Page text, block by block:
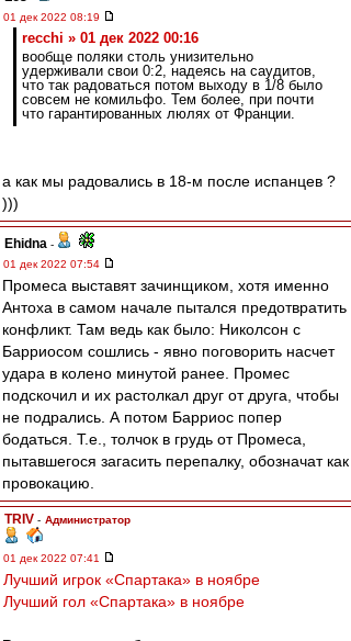
01 дек 2022 08:19
recchi » 01 дек 2022 00:16
вообще поляки столь унизительно
удерживали свои 0:2, надеясь на саудитов,
что так радоваться потом выходу в 1/8 было
совсем не комильфо. Тем более, при почти
что гарантированных люлях от Франции.
а как мы радовались в 18-м после испанцев ?
)))
Ehidna -
01 дек 2022 07:54
Промеса выставят зачинщиком, хотя именно
Антоха в самом начале пытался предотвратить
конфликт. Там ведь как было: Николсон с
Барриосом сошлись - явно поговорить насчет
удара в колено минутой ранее. Промес
подскочил и их растолкал друг от друга, чтобы
не подрались. А потом Барриос попер
бодаться. Т.е., толчок в грудь от Промеса,
пытавшегося загасить перепалку, обозначат как
провокацию.
TRIV - Администратор
01 дек 2022 07:41
Лучший игрок «Спартака» в ноябре
Лучший гол «Спартака» в ноябре